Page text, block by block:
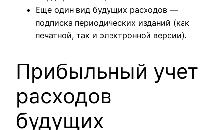
Еще один вид будущих расходов —
подписка периодических изданий (как
печатной, так и электронной версии).
Прибыльный учет
расходов
будущих